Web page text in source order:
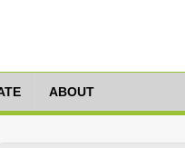
ABOUT